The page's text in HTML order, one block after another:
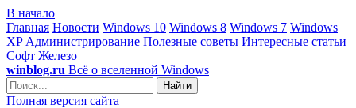
В начало
Главная Новости Windows 10 Windows 8 Windows 7 Windows
XP Администрирование Полезные советы Интересные статьи
Софт Железо
winblog.ru Всё о вселенной Windows
Найти
Полная версия сайта